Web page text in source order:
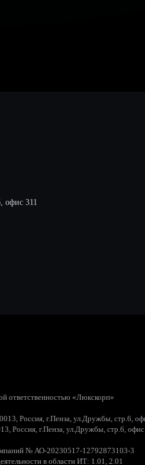
офис 311
ответственностью «Люкскорп»
Россия, г.Пенза, ул.Дружбы, стр.6,
Россия, г.Пенза, ул.Дружбы, стр.6,
№ АО-20230517-12792873103-3
в области ИТ: 1.01, 2.01